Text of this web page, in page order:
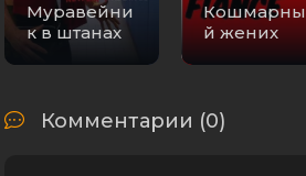
Муравейни
к в штанах
Кошмарны
й жених
Комментарии (0)